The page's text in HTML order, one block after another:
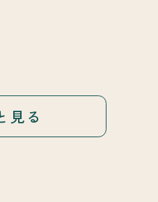
見る